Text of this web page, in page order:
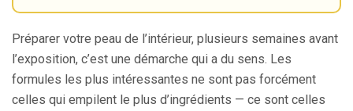
Préparer votre peau de l’intérieur, plusieurs semaines avant
l’exposition, c’est une démarche qui a du sens. Les
formules les plus intéressantes ne sont pas forcément
celles qui empilent le plus d’ingrédients — ce sont celles